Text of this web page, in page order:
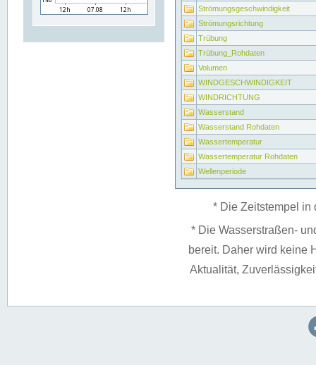
Strömungsgeschwindigkeit
Strömungsrichtung
Trübung
Trübung_Rohdaten
Volumen
WINDGESCHWINDIGKEIT
WINDRICHTUNG
Wasserstand
Wasserstand Rohdaten
Wassertemperatur
Wassertemperatur Rohdaten
Wellenperiode
* Die Zeitstempel in
* Die Wasserstraßen-
bereit. Daher wird keine
Aktualität,